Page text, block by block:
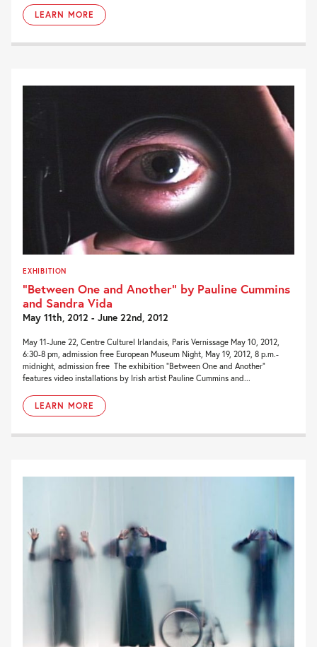
LEARN MORE
EXHIBITION
“Between One and Another” by Pauline Cummins
and Sandra Vida
May 11th, 2012 - June 22nd, 2012
May 11-June 22, Centre Culturel Irlandais, Paris Vernissage May 10, 2012,
6:30-8 pm, admission free European Museum Night, May 19, 2012, 8 p.m.-
midnight, admission free The exhibition “Between One and Another”
features video installations by Irish artist Pauline Cummins and...
LEARN MORE